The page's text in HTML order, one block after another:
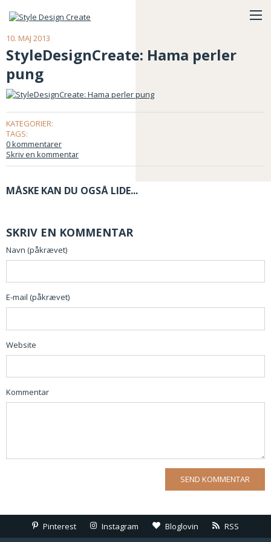
10. MAJ 2013
StyleDesignCreate: Hama perler
pung
KATEGORIER:
TAGS:
0 kommentarer
Skriv en kommentar
MÅSKE KAN DU OGSÅ LIDE...
SKRIV EN KOMMENTAR
Navn (påkrævet)
E-mail (påkrævet)
Website
Kommentar
Pinterest Instagram Bloglovin RSS